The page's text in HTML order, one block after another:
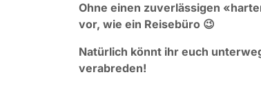
Ohne einen zuverlässigen
vor, wie ein Reisebüro 😉
Natürlich könnt ihr euch
verabreden!